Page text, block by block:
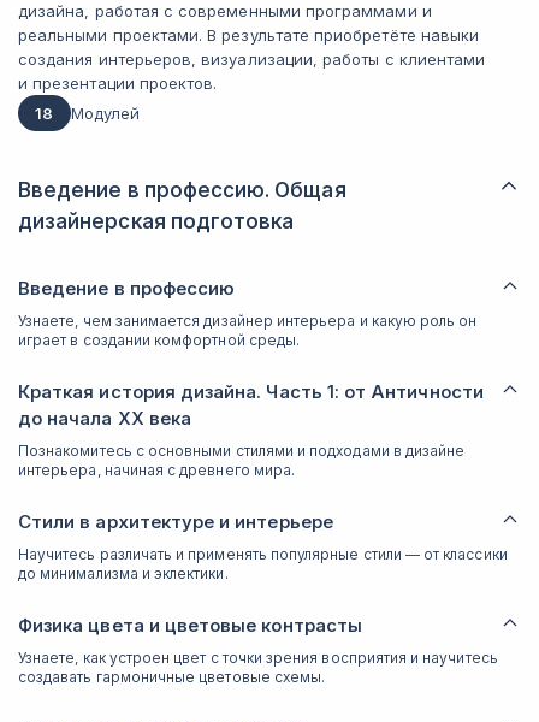
дизайна, работая с современными программами и
реальными проектами. В результате приобретёте навыки
создания интерьеров, визуализации, работы с клиентами
и презентации проектов.
18
Модулей
Введение в профессию. Общая
дизайнерская подготовка
Введение в профессию
Узнаете, чем занимается дизайнер интерьера и какую роль он
играет в создании комфортной среды.
Краткая история дизайна. Часть 1: от Античности
до начала XX века
Познакомитесь с основными стилями и подходами в дизайне
интерьера, начиная с древнего мира.
Стили в архитектуре и интерьере
Научитесь различать и применять популярные стили — от классики
до минимализма и эклектики.
Физика цвета и цветовые контрасты
Узнаете, как устроен цвет с точки зрения восприятия и научитесь
создавать гармоничные цветовые схемы.